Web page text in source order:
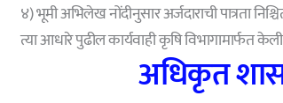
४) भूमी अभिलेख नोंदीनुसार अर्जदाराची पात्रता
त्या आधारे पुढील कार्यवाही कृषि विभागामार्फत
अधिकृत